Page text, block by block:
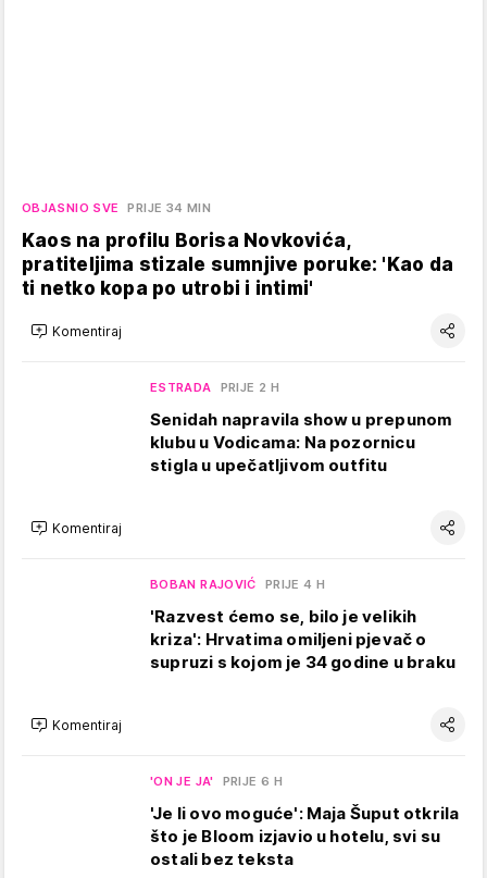
OBJASNIO SVE PRIJE 34 MIN
Kaos na profilu Borisa Novkovića,
pratiteljima stizale sumnjive poruke: 'Kao da
ti netko kopa po utrobi i intimi'
Komentiraj
ESTRADA PRIJE 2 H
Senidah napravila show u prepunom
klubu u Vodicama: Na pozornicu
stigla u upečatljivom outfitu
Komentiraj
BOBAN RAJOVIĆ PRIJE 4 H
'Razvest ćemo se, bilo je velikih
kriza': Hrvatima omiljeni pjevač o
supruzi s kojom je 34 godine u braku
Komentiraj
'ON JE JA' PRIJE 6 H
'Je li ovo moguće': Maja Šuput otkrila
što je Bloom izjavio u hotelu, svi su
ostali bez teksta